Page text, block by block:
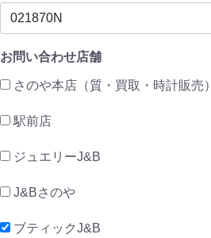
お問い合わせ店舗
さのや本店（質・買取・時計販売）
駅前店
ジュエリーJ&B
J&Bさのや
ブティックJ&B